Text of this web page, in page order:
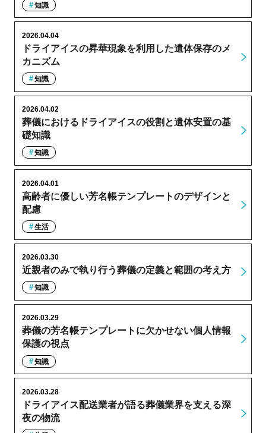
知識
ドライアイスの昇華現象を利用した遺体保存のメ
カニズム
2026.04.04
知識
葬儀におけるドライアイスの役割と遺体安置の基
礎知識
2026.04.02
知識
高齢者に優しい芳名帳テンプレートのデザインと
配慮
2026.04.01
生活
近親者のみで執り行う葬儀の定義と範囲の考え方
2026.03.30
知識
葬儀の芳名帳テンプレートに欠かせない個人情報
保護の視点
2026.03.29
知識
ドライアイス配送業者が語る葬儀業界を支える深
夜の物流
2026.03.28